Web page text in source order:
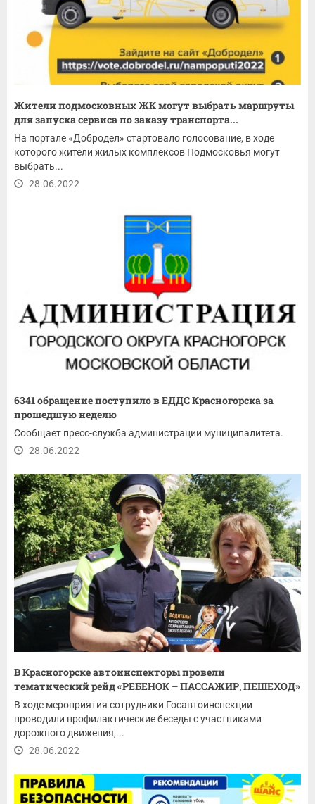
Жители подмосковных ЖК могут выбрать маршруты
для запуска сервиса по заказу транспорта...
На портале «Добродел» стартовало голосование, в ходе
которого жители жилых комплексов Подмосковья могут
выбрать...
28.06.2022
6341 обращение поступило в ЕДДС Красногорска за
прошедшую неделю
Сообщает пресс-служба администрации муниципалитета.
28.06.2022
В Красногорске автоинспекторы провели
тематический рейд «РЕБЕНОК – ПАССАЖИР, ПЕШЕХОД»
В ходе мероприятия сотрудники Госавтоинспекции
проводили профилактические беседы с участниками
дорожного движения,...
28.06.2022